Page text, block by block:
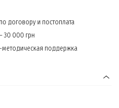
договору и постоплата
30 000 грн
поддержка